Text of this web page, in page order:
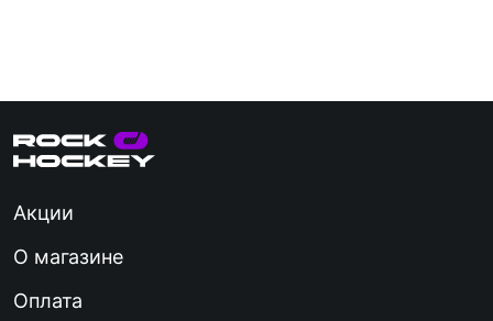
Акции
О магазине
Оплата